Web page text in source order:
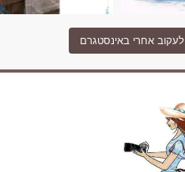
לעקוב אחרי באינסטגרם